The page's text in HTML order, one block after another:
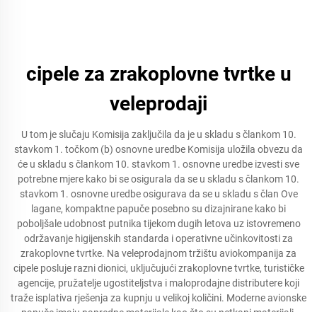
cipele za zrakoplovne tvrtke u
veleprodaji
U tom je slučaju Komisija zaključila da je u skladu s člankom 10.
stavkom 1. točkom (b) osnovne uredbe Komisija uložila obvezu da
će u skladu s člankom 10. stavkom 1. osnovne uredbe izvesti sve
potrebne mjere kako bi se osigurala da se u skladu s člankom 10.
stavkom 1. osnovne uredbe osigurava da se u skladu s član Ove
lagane, kompaktne papuče posebno su dizajnirane kako bi
poboljšale udobnost putnika tijekom dugih letova uz istovremeno
održavanje higijenskih standarda i operativne učinkovitosti za
zrakoplovne tvrtke. Na veleprodajnom tržištu aviokompanija za
cipele posluje razni dionici, uključujući zrakoplovne tvrtke, turističke
agencije, pružatelje ugostiteljstva i maloprodajne distributere koji
traže isplativa rješenja za kupnju u velikoj količini. Moderne avionske